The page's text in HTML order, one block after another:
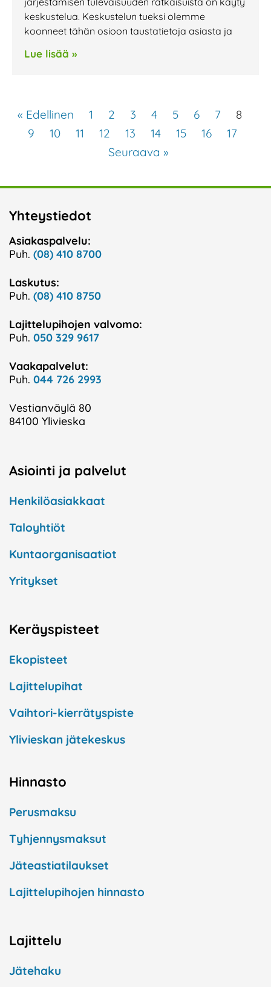
keskustelua. Keskustelun tueksi olemme
koonneet tähän osioon taustatietoja asiasta ja
Lue lisää »
« Edellinen 1 2 3 4 5 6 7
8
9
10 11 12 13 14 15 16
17
Seuraava »
Yhteystiedot
Asiakaspalvelu:
Puh. (08) 410 8700
Laskutus:
Puh. (08) 410 8750
Lajittelupihojen valvomo:
Puh. 050 329 9617
Vaakapalvelut:
Puh. 044 726 2993
Vestianväylä 80
84100 Ylivieska
Asiointi ja palvelut
Henkilöasiakkaat
Taloyhtiöt
Kuntaorganisaatiot
Yritykset
Keräyspisteet
Ekopisteet
Lajittelupihat
Vaihtori-kierrätyspiste
Ylivieskan jätekeskus
Hinnasto
Perusmaksu
Tyhjennysmaksut
Jäteastiatilaukset
Lajittelupihojen hinnasto
Lajittelu
Jätehaku